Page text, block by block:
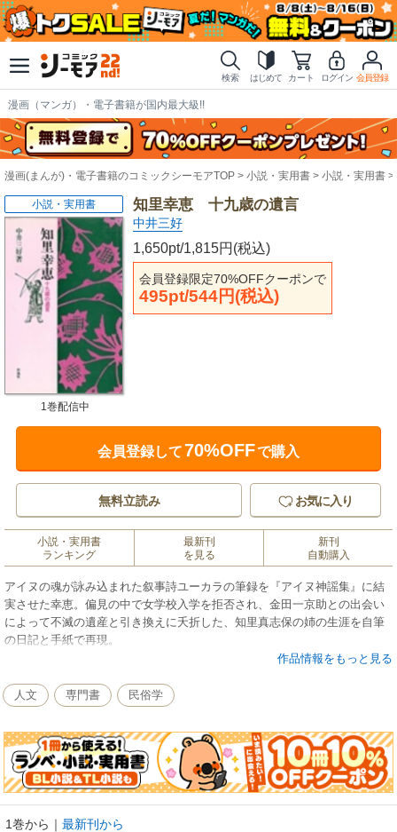
検索 はじめて カート ログイン 会員登録
漫画（マンガ）・電子書籍が国内最大級!!
漫画(まんが)・電子書籍のコミックシーモアTOP 小説・実用書 小説・実用書
知里幸恵 十九歳の遺言
中井三好
1,650pt/1,815円(税込)
会員登録限定70%OFFクーポンで
495pt/544円(税込)
小説・実用書
1巻配信中
会員登録して70%OFFで購入
無料立読み お気に入り
小説・実用書
ランキング
最新刊
を見る
新刊
自動購入
アイヌの魂が詠み込まれた叙事詩ユーカラの筆録を『アイヌ神謡集』に結
実させた幸恵。偏見の中で女学校入学を拒否され、金田一京助との出会い
によって不滅の遺産と引き換えに夭折した、知里真志保の姉の生涯を自筆
の日記と手紙で再現。
※この商品は紙の書籍のページを画像にした電子書籍です。文字だけを拡
より、ご購入前にお手持ちの端末での表示をご確認ください。
作品情報をもっと見る
人文 専門書 民俗学
1巻から ｜ 最新刊から